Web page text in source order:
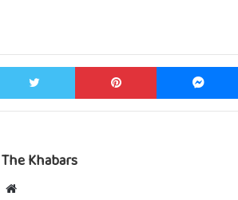
Twitter Pinterest
The Khabars
Website